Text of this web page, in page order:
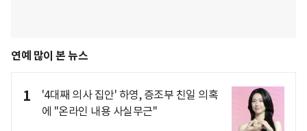
연예 많이 본 뉴스
1
'4대째 의사 집안' 하영, 증조부 친일 의혹
에 "온라인 내용 사실무근"